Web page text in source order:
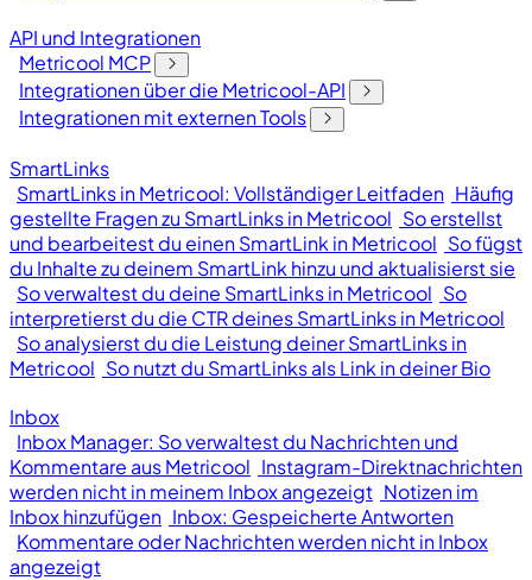
API und Integrationen
Metricool MCP
Integrationen über die Metricool-API
Integrationen mit externen Tools
SmartLinks
SmartLinks in Metricool: Vollständiger Leitfaden Häufig
gestellte Fragen zu SmartLinks in Metricool So erstellst
und bearbeitest du einen SmartLink in Metricool So fügst
du Inhalte zu deinem SmartLink hinzu und aktualisierst sie
So verwaltest du deine SmartLinks in Metricool So
interpretierst du die CTR deines SmartLinks in Metricool
So analysierst du die Leistung deiner SmartLinks in
Metricool So nutzt du SmartLinks als Link in deiner Bio
Inbox
Inbox Manager: So verwaltest du Nachrichten und
Kommentare aus Metricool Instagram-Direktnachrichten
werden nicht in meinem Inbox angezeigt Notizen im
Inbox hinzufügen Inbox: Gespeicherte Antworten
Kommentare oder Nachrichten werden nicht in Inbox
angezeigt